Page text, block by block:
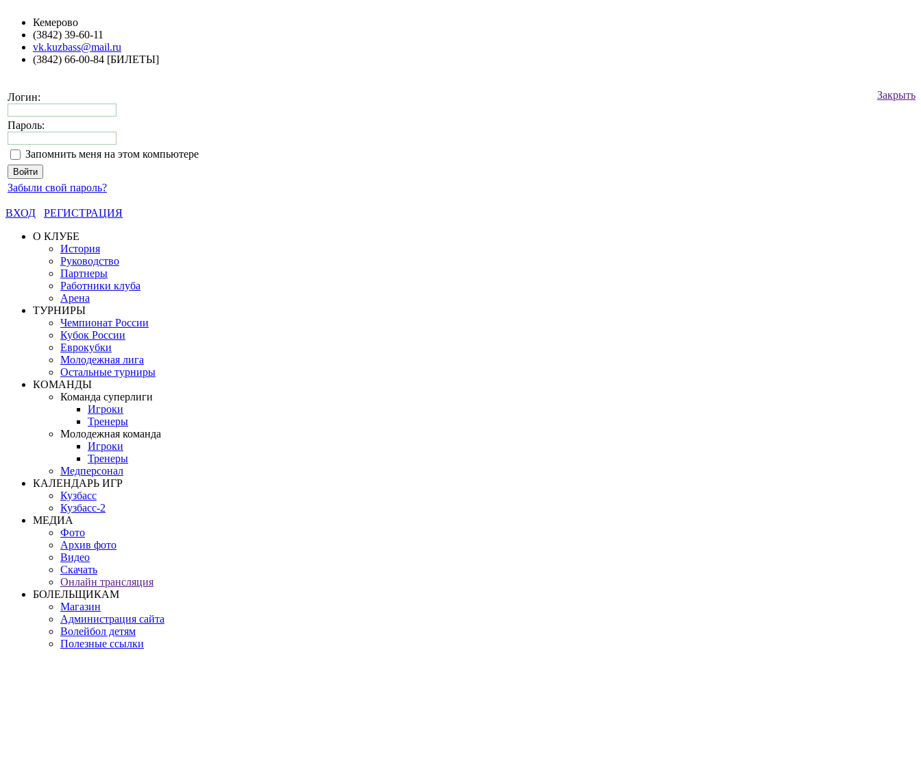
Кемерово
(3842) 39-60-11
vk.kuzbass@mail.ru
(3842) 66-00-84 [БИЛЕТЫ]
Закрыть
Логин:
Пароль:
Запомнить меня на этом компьютере
Забыли свой пароль?
ВХОД
РЕГИСТРАЦИЯ
О КЛУБЕ
История
Руководство
Партнеры
Работники клуба
Арена
ТУРНИРЫ
Чемпионат России
Кубок России
Еврокубки
Молодежная лига
Остальные турниры
КОМАНДЫ
Команда суперлиги
Игроки
Тренеры
Молодежная команда
Игроки
Тренеры
Медперсонал
КАЛЕНДАРЬ ИГР
Кузбасс
Кузбасс-2
МЕДИА
Фото
Архив фото
Видео
Скачать
Онлайн трансляция
БОЛЕЛЬЩИКАМ
Магазин
Администрация сайта
Волейбол детям
Полезные ссылки